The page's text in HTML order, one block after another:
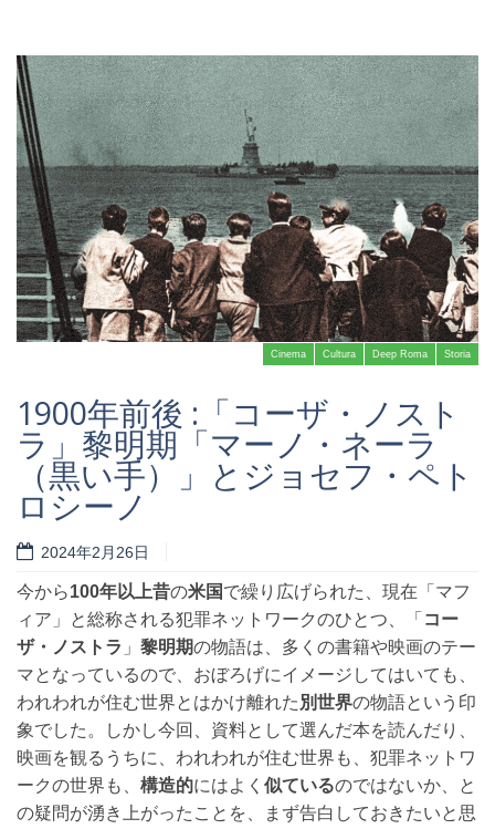
Cinema Cultura Deep Roma Storia
Read more
1900年前後 :「コーザ・ノスト
ラ」黎明期「マーノ・ネーラ
（黒い手）」とジョセフ・ペト
ロシーノ
2024年2月26日
今から100年以上昔の米国で繰り広げられた、現在「マフ
ィア」と総称される犯罪ネットワークのひとつ、「 コー
ザ・ノストラ 」 黎明期の物語は、多くの書籍や映画のテー
マとなっているので、おぼろげにイメージしてはいても、
われわれが住む世界とはかけ離れた 別世界の物語という印
象でした。しかし今回、資料として選んだ本を読んだり、
映画を観るうちに、われわれが住む世界も、犯罪ネットワ
ークの世界も、 構造的にはよく 似ているのではないか、と
の疑問が湧き上がったことを、まず告白しておきたいと思